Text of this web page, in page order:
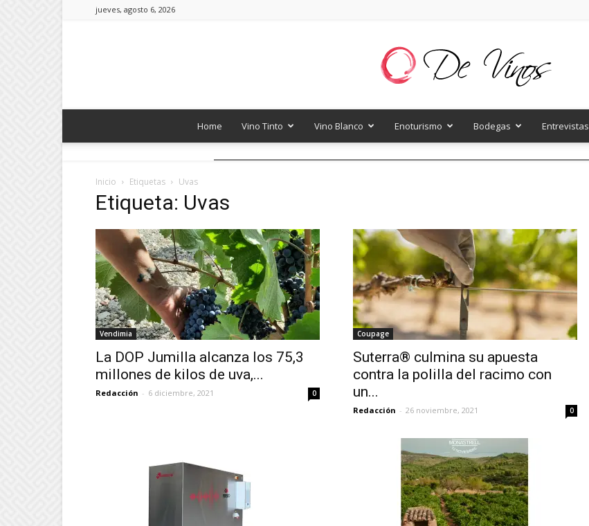
jueves, agosto 6, 2026
Vinos
Home Vino Tinto Vino Blanco Enoturismo Bodegas Entrevistas
Inicio Etiquetas Uvas
Etiqueta: Uvas
Vendimia
La DOP Jumilla alcanza los 75,3
millones de kilos de uva,...
Redacción - 6 diciembre, 2021 0
Coupage
Suterra® culmina su apuesta
contra la polilla del racimo con
un...
Redacción - 26 noviembre, 2021 0